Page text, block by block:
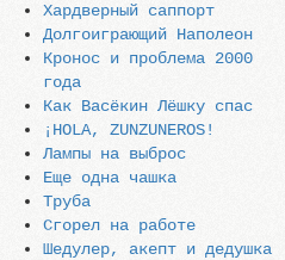
Хардверный саппорт
Долгоиграющий Наполеон
Кронос и проблема 2000
года
Как Васёкин Лёшку спас
¡HOLA, ZUNZUNEROS!
Лампы на выброс
Еще одна чашка
Труба
Сгорел на работе
Шедулер, акепт и дедушка